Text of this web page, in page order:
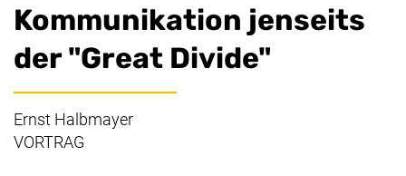
Kommunikation jenseits
der "Great Divide"
Ernst Halbmayer
VORTRAG